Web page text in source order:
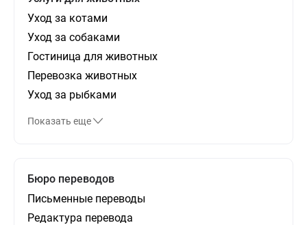
Уход за котами
Уход за собаками
Гостиница для животных
Перевозка животных
Уход за рыбками
Показать еще
Бюро переводов
Письменные переводы
Редактура перевода